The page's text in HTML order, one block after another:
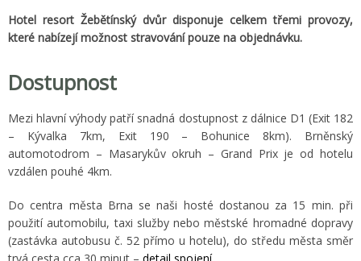
Hotel resort Žebětínský dvůr disponuje celkem třemi provozy,
které nabízejí možnost stravování pouze na objednávku.
Dostupnost
Mezi hlavní výhody patří snadná dostupnost z dálnice D1 (Exit 182
– Kývalka 7km, Exit 190 – Bohunice 8km). Brněnský
automotodrom – Masarykův okruh – Grand Prix je od hotelu
vzdálen pouhé 4km.
Do centra města Brna se naši hosté dostanou za 15 min. při
použití automobilu, taxi služby nebo městské hromadné dopravy
(zastávka autobusu č. 52 přímo u hotelu), do středu města směr
trvá cesta cca 30 minut – detail spojení.